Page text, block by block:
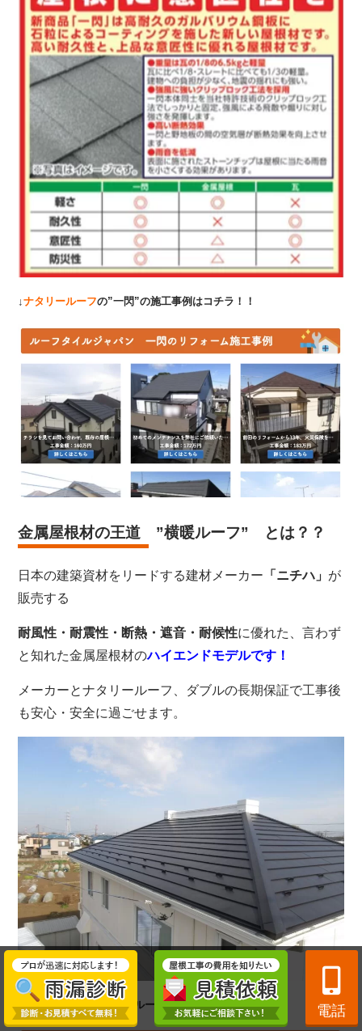
↓ナタリールーフの”一閃”の施工事例はコチラ！！
金属屋根材の王道 ”横暖ルーフ” とは？？
日本の建築資材をリードする建材メーカー 「ニチハ」 が
販売する
耐風性・耐震性・断熱・遮音・耐候性に優れた、言わず
と知れた金属屋根材のハイエンドモデルです！
メーカーとナタリールーフ、ダブルの長期保証で工事後
も安心・安全に過ごせます。
↓ナタリールーフの”横暖ルーフ”の施工事例はコチラ！！ 電話